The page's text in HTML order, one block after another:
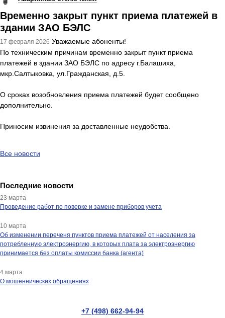
Временно закрыт пункт приема платежей в
здании ЗАО БЭЛС
17 февраля 2026 Уважаемые абоненты!
По техническим причинам временно закрыт пункт приема
платежей в здании ЗАО БЭЛС по адресу г.Балашиха,
мкр.Салтыковка, ул.Гражданская, д.5.
О сроках возобновления приема платежей будет сообщено
дополнительно.
Приносим извинения за доставленные неудобства.
Все новости
Последние новости
23 марта
Проведение работ по поверке и замене приборов учета
10 марта
Об изменении переченя пунктов приема платежей от населения за
потребленную электроэнергию, в которых плата за электроэнергию
принимается без оплаты комиссии банка (агента)
4 марта
О мошеннических обращениях
+7 (498) 662-94-94